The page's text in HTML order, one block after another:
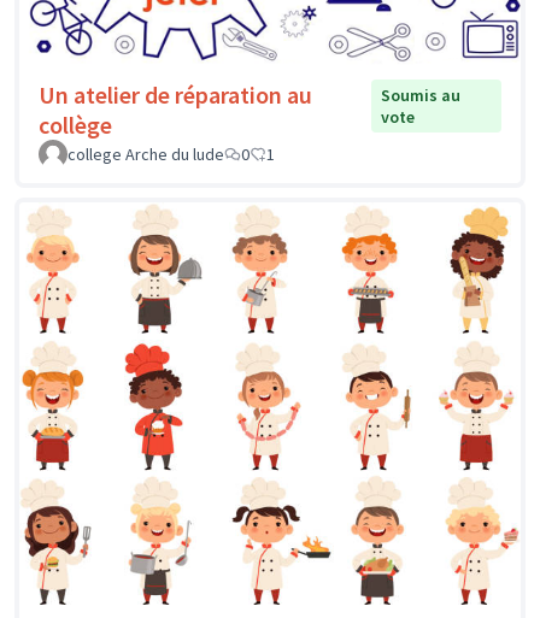
Un atelier de réparation au
collège
Soumis au
vote
college Arche du lude
0 1